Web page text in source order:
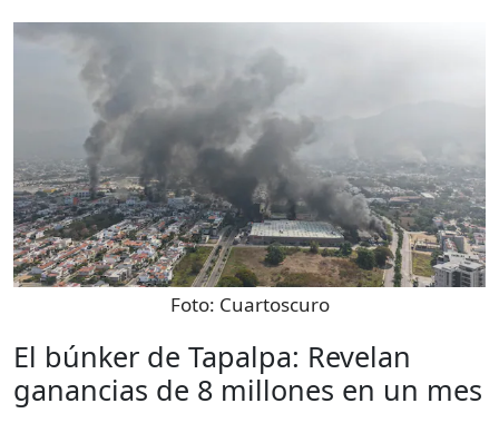
Foto: Cuartoscuro
El búnker de Tapalpa: Revelan
ganancias de 8 millones en un mes